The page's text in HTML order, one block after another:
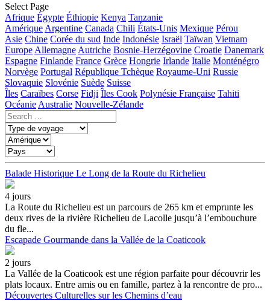
Select Page
Afrique Égypte Éthiopie Kenya Tanzanie
Amérique Argentine Canada Chili États-Unis Mexique Pérou
Asie Chine Corée du sud Inde Indonésie Israël Taïwan Vietnam
Europe Allemagne Autriche Bosnie-Herzégovine Croatie Danemark
Espagne Finlande France Grèce Hongrie Irlande Italie Monténégro
Norvège Portugal République Tchèque Royaume-Uni Russie
Slovaquie Slovénie Suède Suisse
Îles Caraïbes Corse Fidji Îles Cook Polynésie Française Tahiti
Océanie Australie Nouvelle-Zélande
Balade Historique Le Long de la Route du Richelieu
4 jours
La Route du Richelieu est un parcours de 265 km et emprunte les
deux rives de la rivière Richelieu de Lacolle jusqu’à l’embouchure
du fle...
Escapade Gourmande dans la Vallée de la Coaticook
2 jours
La Vallée de la Coaticook est une région parfaite pour découvrir les
plats locaux. Entre amis ou en famille, partez à la rencontre de pro...
Découvertes Culturelles sur les Chemins d’eau